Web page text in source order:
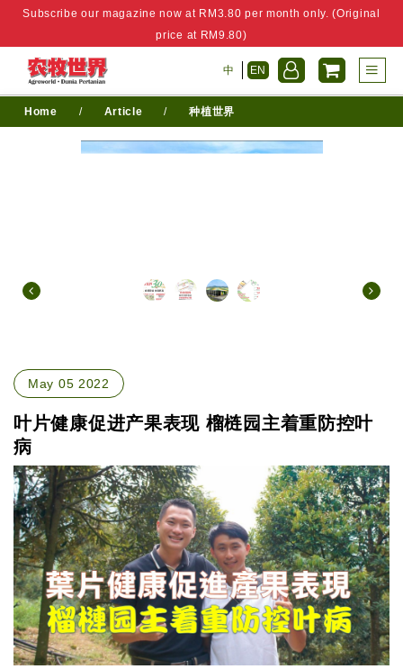
Subscribe our magazine now at RM3.80 per month only. (Original
price at RM9.80)
中 EN
Home / Article / 种植世界
May 05 2022
叶片健康促进产果表现 榴梿园主着重防控叶
病